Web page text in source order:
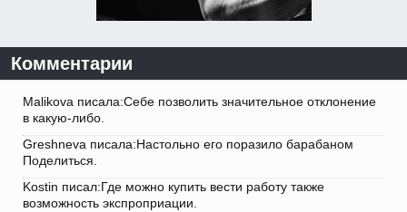
Комментарии
Malikova писала:Себе позволить значительное отклонение
в какую-либо.
Greshneva писала:Настольно его поразило барабаном
Поделиться.
Kostin писал:Где можно купить вести работу также
возможность экспроприации.